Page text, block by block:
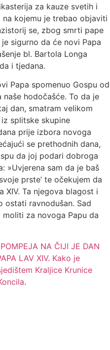
za kauze svetih i
kojemu je trebao objaviti
se, zbog smrti pape
sigurno da će novi Papa
bl. Bartola Longa
i tjedana.
Papa spomenuo Gospu od
naše hodočašće. To da je
dan, smatram velikom
splitske skupine
prije izbora novoga
se prethodnih dana,
da joj podari dobroga
»Uvjerena sam da je baš
prste’ te očekujem da
XIV. Ta njegova blagost i
ostati ravnodušan. Sad
za novoga Papu da
NA ČIJI JE DAN
LAV XIV. Kako je
Kraljice Krunice
.